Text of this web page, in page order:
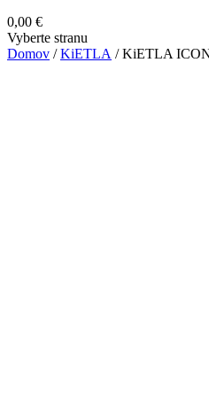
0,00 €
Vyberte stranu
Domov /KiETLA / KiETLA